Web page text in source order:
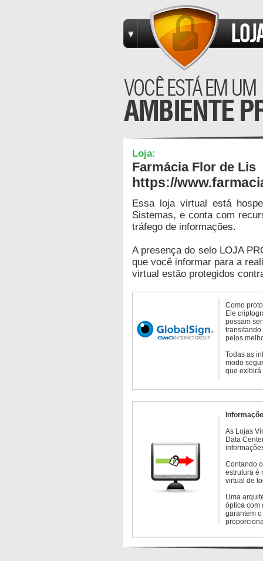
Loja:
Farmácia Flor de Lis
https://
Essa loja virtual está
Sistemas, e conta com
tráfego de informações.
A presença do selo LOJA
que você informar para a
virtual estão protegidos
Como
Ele
possam
transitando
pelos
Todas as
modo
que exibirá
As Lojas
Data
Contando
estrutura é
virtual de
Uma
óptica com
garantem